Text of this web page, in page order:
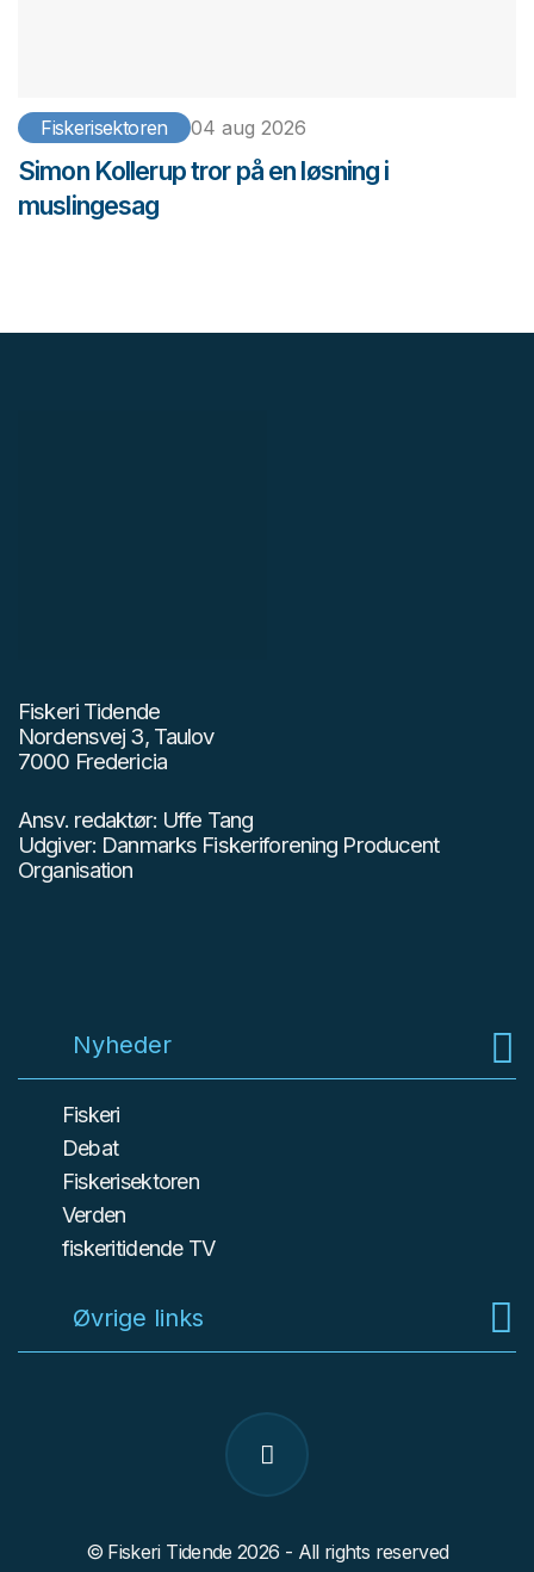
Fiskerisektoren 04 aug 2026
Simon Kollerup tror på en løsning i
muslingesag
Fiskeri Tidende
Nordensvej 3, Taulov
7000 Fredericia
Ansv. redaktør: Uffe Tang
Udgiver: Danmarks Fiskeriforening Producent
Organisation
Nyheder
Fiskeri
Debat
Fiskerisektoren
Verden
fiskeritidende TV
Øvrige links
© Fiskeri Tidende 2026 - All rights reserved